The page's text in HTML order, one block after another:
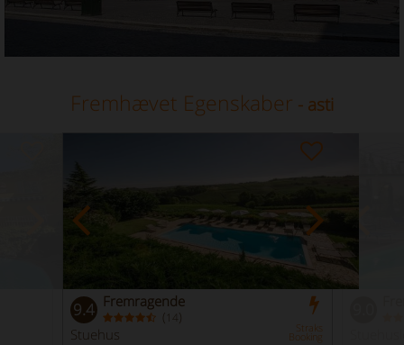
Fremhævet Egenskaber - asti
9.4 Fremragende
( 14 )
Straks
Booking
Stuehus